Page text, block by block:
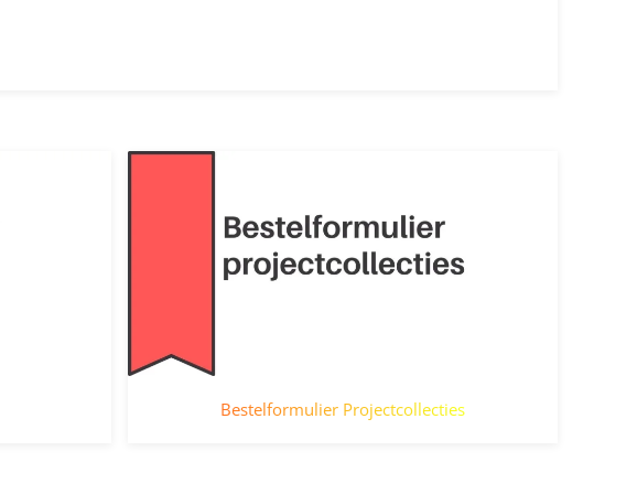
Bestelformulier Projectcollecties